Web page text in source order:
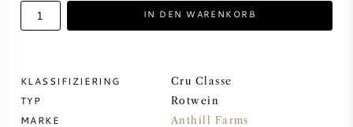
DESSERTWEIN
IN DEN WARENKORB
KLASSIFIZIERING Cru Classe
TYP Rotwein
MARKE Anthill Farms